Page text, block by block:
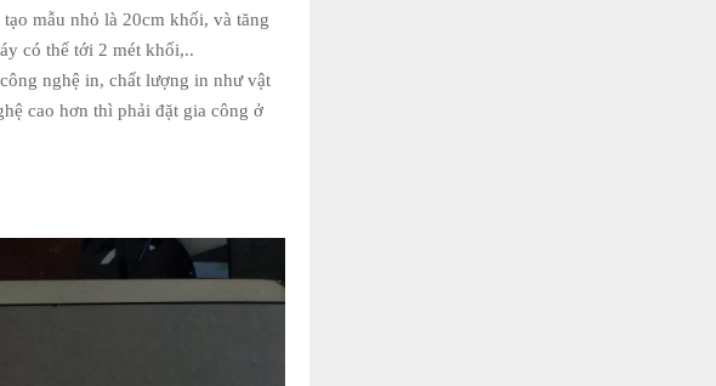
mẫu nhỏ là 20cm khối, và tăng
có thể tới 2 mét khối,..
nghệ in, chất lượng in như vật
cao hơn thì phải đặt gia công ở